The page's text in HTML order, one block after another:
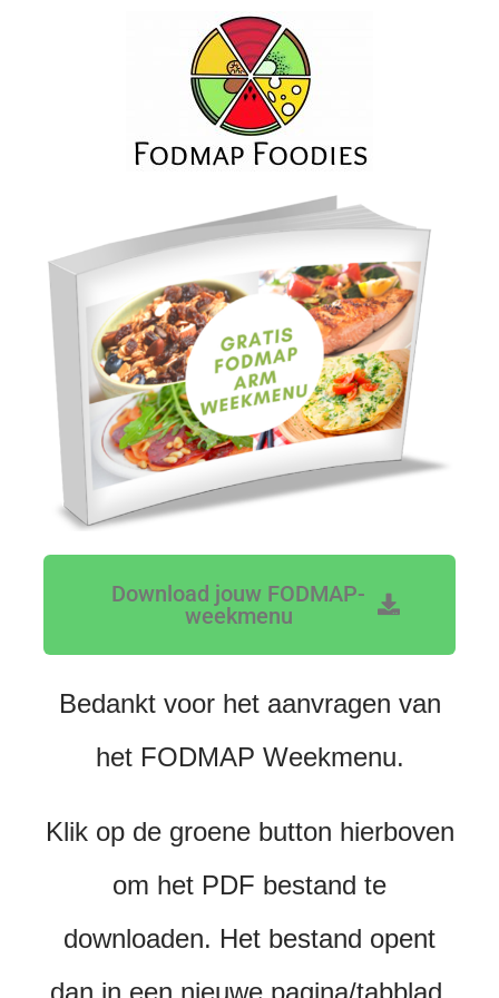
Download jouw FODMAP-
weekmenu
Bedankt voor het aanvragen van
het FODMAP Weekmenu.
Klik op de groene button hierboven
om het PDF bestand te
downloaden. Het bestand opent